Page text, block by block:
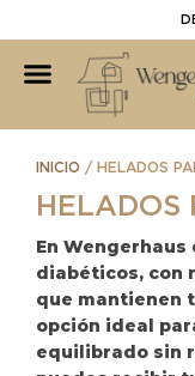
INICIO / HELADOS
HELADOS
En
diabéticos, con
que mantienen
opción ideal
equilibrado sin